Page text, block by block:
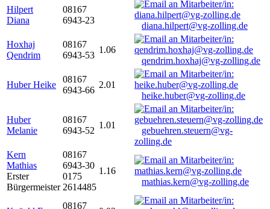
Hilpert
Diana
08167
6943-23
diana.hilpert@vg-zolling.de
Hoxhaj
Qendrim
08167
6943-53
1.06
qendrim.hoxhaj@vg-zolling.de
Huber Heike
08167
6943-66
2.01
heike.huber@vg-zolling.de
Huber
Melanie
08167
6943-52
1.01
gebuehren.steuern@vg-
zolling.de
Kern
Mathias
Erster
Bürgermeister
08167
6943-30
0175
2614485
1.16
mathias.kern@vg-zolling.de
08167